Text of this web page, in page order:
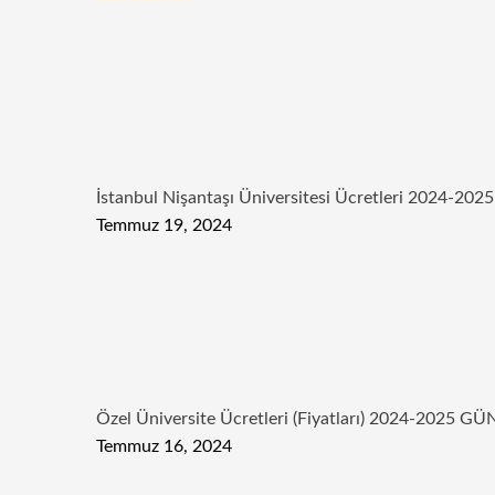
İstanbul Nişantaşı Üniversitesi Ücretleri 2024-2025
Temmuz 19, 2024
Özel Üniversite Ücretleri (Fiyatları) 2024-2025
Temmuz 16, 2024